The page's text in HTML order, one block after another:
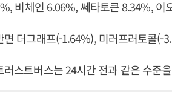
비체인 6.06%, 쎄타토큰 8.34%, 이
면 더그래프(-1.64%), 미러프러토콜(-
러스트버스는 24시간 전과 같은 수준